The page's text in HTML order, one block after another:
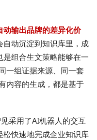
输出品牌的差异化价
动沉淀到知识库里，成
组合生文策略能够在一
一组证据来源、同一套
内容的生成，都是基于
采用了AI机器人的交互
快速地完成企业知识库